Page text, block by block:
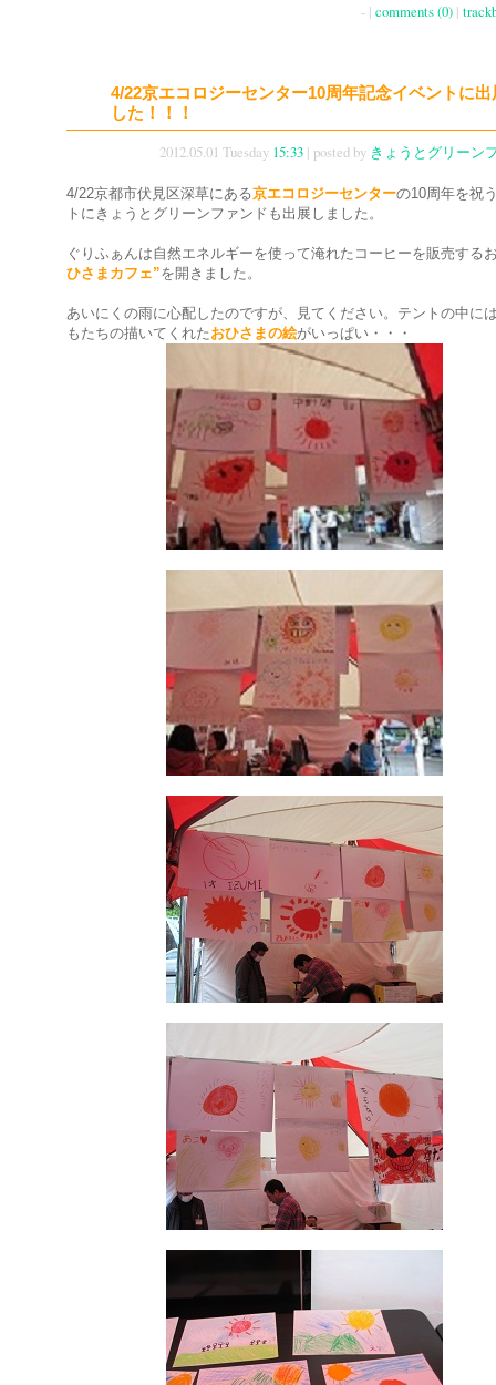
- | comments (0) |
4/22京エコロジーセンター10周年記念イベントに出
した！！！
2012.05.01 Tuesday 15:33 | posted by きょうとグリーン
4/22京都市伏見区深草にある京エコロジーセンターの10周年を祝
トにきょうとグリーンファンドも出展しました。
ぐりふぁんは自然エネルギーを使って淹れたコーヒーを販売する
ひさまカフェ”を開きました。
あいにくの雨に心配したのですが、見てください。テントの中に
もたちの描いてくれたおひさまの絵がいっぱい・・・